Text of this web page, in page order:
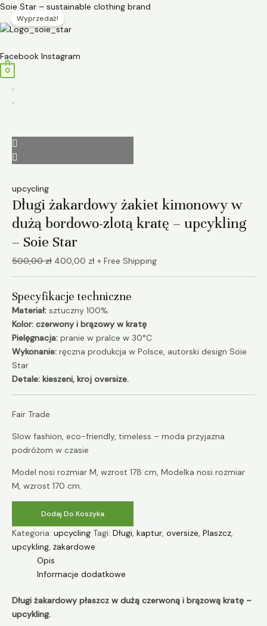
Przejdź
treści
Soie Star – sustainable clothing brand
Facebook Instagram
0
Wyprzedaż!
upcycling
Długi żakardowy żakiet kimonowy w
dużą bordowo-zlotą kratę – upcykling
– Soie Star
500,00zł
Pierwotna
cena
wynosiła:
400,00 zł
Aktualna
+ Free Shipping
Specyfikacje techniczne
Materiał: sztuczny 100%.
Kolor: czerwony i brązowy w kratę
Pielęgnacja: pranie w pralce w 30°C
Wykonanie: ręczna produkcja w Polsce, autorski design Soie
Star
Detale: kieszeni, kroj oversize.
Fair Trade
Slow fashion, eco-friendly, timeless – moda przyjazna
podróżom w czasie
Model nosi rozmiar M, wzrost 178 cm, Modelka nosi rozmiar
M, wzrost 170 cm.
ilość
Długi
żakardowy
kimonowy
w
dużą
bordowo-
–
upcykling
Star
Dodaj Do Koszyka
Kategoria: upcycling Tagi: Długi, kaptur, oversize, Plaszcz,
upcykling, żakardowe
Opis
Informacje dodatkowe
Długi żakardowy płaszcz w dużą czerwoną i brązową kratę –
upcykling.